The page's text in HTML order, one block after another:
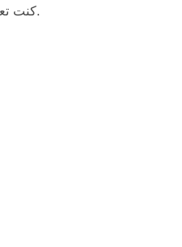
كنت تعاني من مشاكل مماثلة يمكنك الاعتماد على خبرة ومهارة محامي شركة النخبة في السعودية.